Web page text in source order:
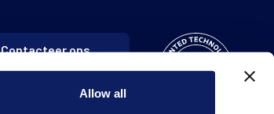
Allow all
Contacteer ons